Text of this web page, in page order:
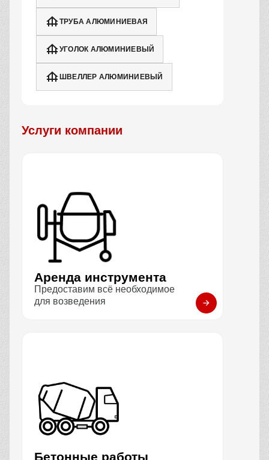
ТРУБА АЛЮМИНИЕВАЯ
УГОЛОК АЛЮМИНИЕВЫЙ
ШВЕЛЛЕР АЛЮМИНИЕВЫЙ
Услуги компании
Аренда инструмента
Предоставим всё необходимое
для возведения
Бетонные работы